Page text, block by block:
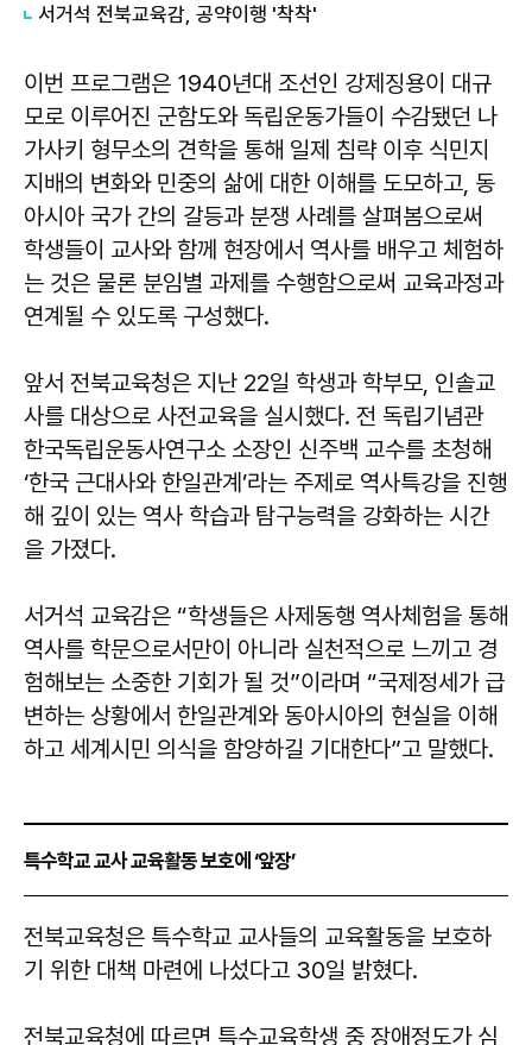
서거석 전북교육감, 공약이행 '착착'
이번 프로그램은 1940년대 조선인 강제징용이 대규
모로 이루어진 군함도와 독립운동가들이 수감됐던 나
가사키 형무소의 견학을 통해 일제 침략 이후 식민지
지배의 변화와 민중의 삶에 대한 이해를 도모하고, 동
아시아 국가 간의 갈등과 분쟁 사례를 살펴봄으로써
학생들이 교사와 함께 현장에서 역사를 배우고 체험하
는 것은 물론 분임별 과제를 수행함으로써 교육과정과
연계될 수 있도록 구성했다.
앞서 전북교육청은 지난 22일 학생과 학부모, 인솔교
사를 대상으로 사전교육을 실시했다. 전 독립기념관
한국독립운동사연구소 소장인 신주백 교수를 초청해
‘한국 근대사와 한일관계’라는 주제로 역사특강을 진행
해 깊이 있는 역사 학습과 탐구능력을 강화하는 시간
을 가졌다.
서거석 교육감은 “학생들은 사제동행 역사체험을 통해
역사를 학문으로서만이 아니라 실천적으로 느끼고 경
험해보는 소중한 기회가 될 것”이라며 “국제정세가 급
변하는 상황에서 한일관계와 동아시아의 현실을 이해
하고 세계시민 의식을 함양하길 기대한다”고 말했다.
특수학교 교사 교육활동 보호에 ‘앞장’
전북교육청은 특수학교 교사들의 교육활동을 보호하
기 위한 대책 마련에 나섰다고 30일 밝혔다.
전북교육청에 따르면 특수교육학생 중 장애정도가 심